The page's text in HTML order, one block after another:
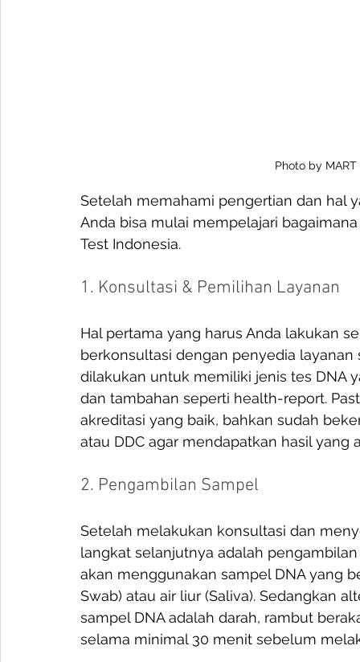
Photo by MART
Setelah memahami pengertian dan hal
Anda bisa mulai mempelajari
Test Indonesia.
1. Konsultasi & Pemilihan Layanan
Hal pertama yang harus Anda lakukan
berkonsultasi dengan penyedia
dilakukan untuk memiliki jenis tes DNA
dan tambahan seperti health-report.
akreditasi yang baik, bahkan sudah
atau DDC agar mendapatkan hasil
2. Pengambilan Sampel
Setelah melakukan konsultasi dan
langkat selanjutnya adalah
akan menggunakan sampel DNA yang
Swab) atau air liur (Saliva). Sedangkan
sampel DNA adalah darah, rambut
selama minimal 30 menit sebelum